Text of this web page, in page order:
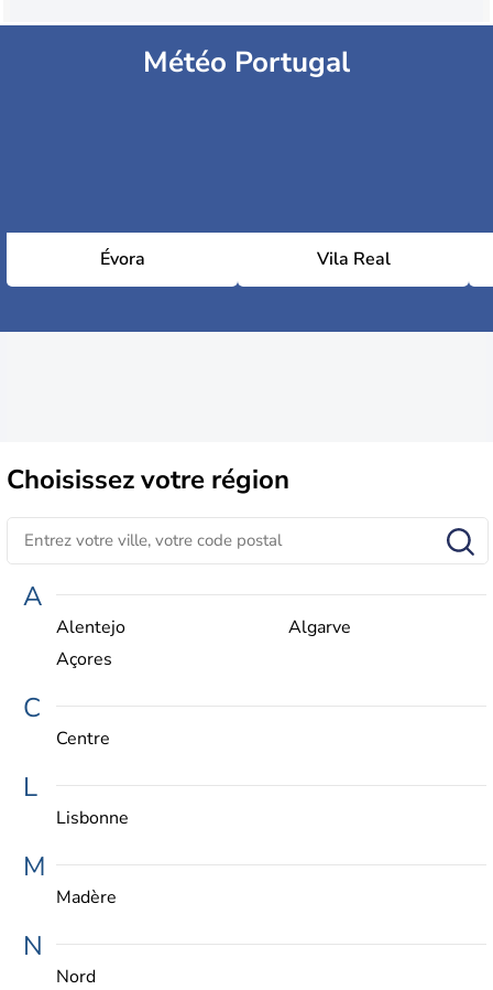
Météo Portugal
Évora Vila Real
Choisissezvotre région
A
Alentejo
Algarve
Açores
C
Centre
L
Lisbonne
M
Madère
N
Nord